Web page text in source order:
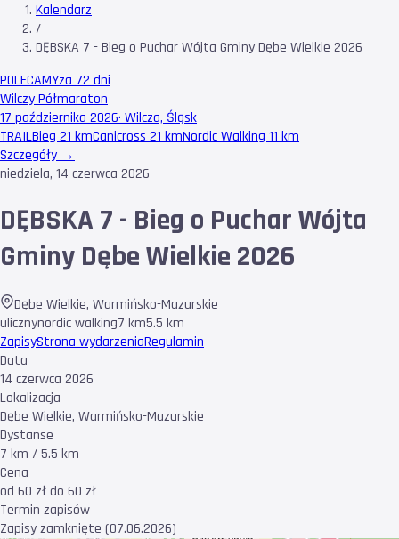
Kalendarz
/
DĘBSKA 7 - Bieg o Puchar Wójta Gminy Dębe Wielkie 2026
POLECAMYza 72 dni
Wilczy Półmaraton
17 października 2026· Wilcza, Śląsk
TRAILBieg 21 kmCanicross 21 kmNordic Walking 11 km
Szczegóły →
niedziela, 14 czerwca 2026
DĘBSKA 7 - Bieg o Puchar Wójta
Gminy Dębe Wielkie 2026
Dębe Wielkie, Warmińsko-Mazurskie
ulicznynordic walking7 km5.5 km
ZapisyStrona wydarzeniaRegulamin
Data
14 czerwca 2026
Lokalizacja
Dębe Wielkie, Warmińsko-Mazurskie
Dystanse
7 km / 5.5 km
Cena
od 60 zł do 60 zł
Termin zapisów
Zapisy zamknięte (07.06.2026)